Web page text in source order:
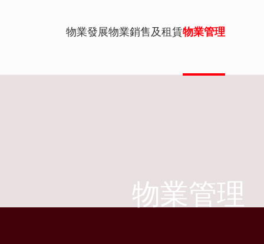
物業發展物業銷售及租賃物業管理
物業管理